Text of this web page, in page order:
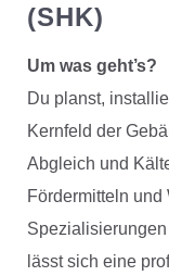
(SHK)
Um was geht’s?
Du planst,
Kernfeld der
Abgleich und
Fördermitteln und
lässt sich eine